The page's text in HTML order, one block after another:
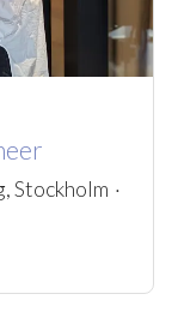
Stockholm ·